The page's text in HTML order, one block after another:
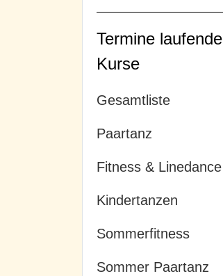
Termine laufende
Kurse
Gesamtliste
Paartanz
Fitness & Linedance
Kindertanzen
Sommerfitness
Sommer Paartanz